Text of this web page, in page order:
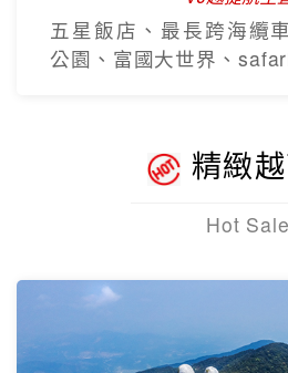
五星飯店、最長跨海纜
公園、富國大世界、
精緻
Hot Sale